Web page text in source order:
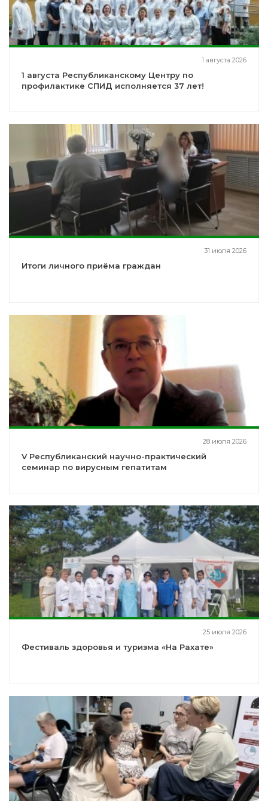
1 августа 2026
1 августа Республиканскому Центру по
профилактике СПИД исполняется 37 лет!
31 июля 2026
Итоги личного приёма граждан
28 июля 2026
V Республиканский научно-практический
семинар по вирусным гепатитам
25 июля 2026
Фестиваль здоровья и туризма «На Рахате»